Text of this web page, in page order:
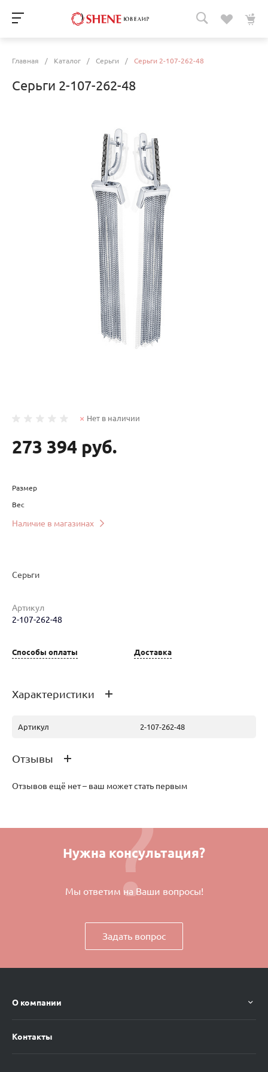
Главная / Каталог / Серьги / Серьги 2-107-262-48
Серьги 2-107-262-48
Нет в наличии
273 394 руб.
Размер
Вес
Наличие в магазинах
Наименование товара
Серьги
Артикул
2-107-262-48
Способы оплаты Доставка
Характеристики
Артикул 2-107-262-48
Отзывы
Отзывов ещё нет – ваш может стать первым
Нужна консультация?
Мы ответим на Ваши вопросы!
Задать вопрос
О компании
Контакты